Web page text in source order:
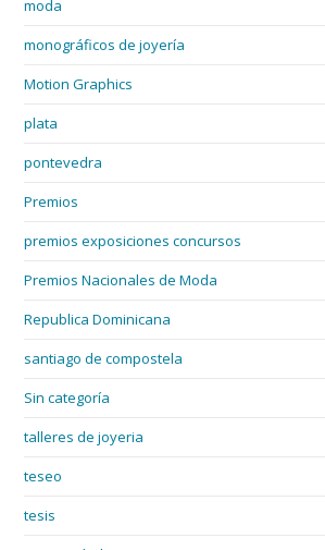
moda
monográficos de joyería
Motion Graphics
plata
pontevedra
Premios
premios exposiciones concursos
Premios Nacionales de Moda
Republica Dominicana
santiago de compostela
Sin categoría
talleres de joyeria
teseo
tesis